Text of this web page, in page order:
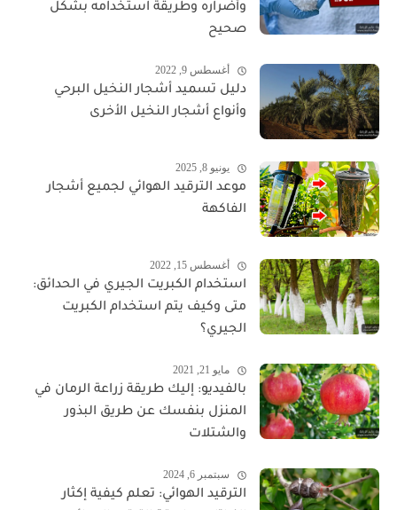
وأضراره وطريقة استخدامه بشكل
صحيح
أغسطس 9, 2022
دليل تسميد أشجار النخيل البرحي
وأنواع أشجار النخيل الأخرى
يونيو 8, 2025
موعد الترقيد الهوائي لجميع أشجار
الفاكهة
أغسطس 15, 2022
استخدام الكبريت الجيري في الحدائق:
متى وكيف يتم استخدام الكبريت
الجيري؟
مايو 21, 2021
بالفيديو: إليك طريقة زراعة الرمان في
المنزل بنفسك عن طريق البذور
والشتلات
سبتمبر 6, 2024
الترقيد الهوائي: تعلم كيفية إكثار